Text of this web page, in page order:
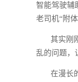
智能驾驶辅
老司机“附
其实刚
乱的问题，
在漫长